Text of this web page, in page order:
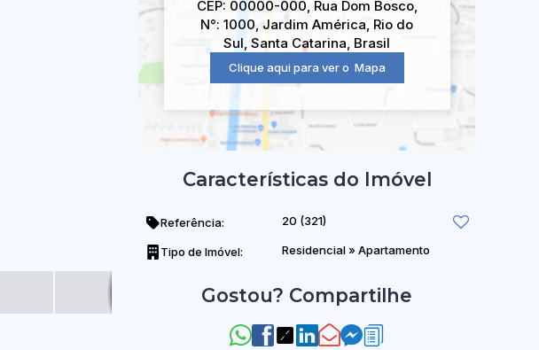
CEP: 00000-000, Rua Dom Bosco,
N°: 1000,Jardim América, Rio do
Sul, Santa Catarina, Brasil
Clique aqui para ver o Mapa
Características do Imóvel
Referência: 20 (321)
Tipo de Imóvel: Residencial» Apartamento
Gostou? Compartilhe